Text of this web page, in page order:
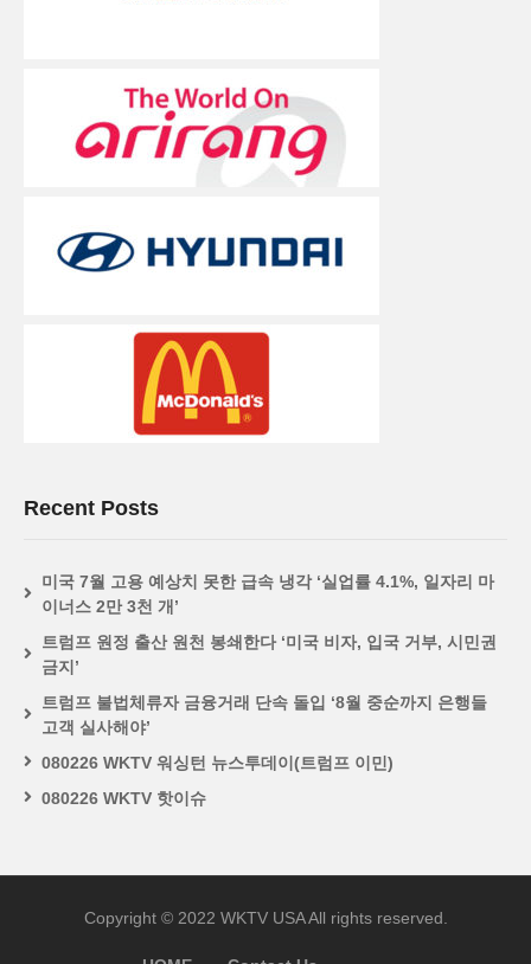
Recent Posts
미국 7월 고용 예상치 못한 급속 냉각 ‘실업률 4.1%, 일자리 마
이너스 2만 3천 개’
트럼프 원정 출산 원천 봉쇄한다 ‘미국 비자, 입국 거부, 시민권
금지’
트럼프 불법체류자 금융거래 단속 돌입 ‘8월 중순까지 은행들
고객 실사해야’
080226 WKTV 워싱턴 뉴스투데이(트럼프 이민)
080226 WKTV 핫이슈
Copyright © 2022 WKTV USA All rights reserved.